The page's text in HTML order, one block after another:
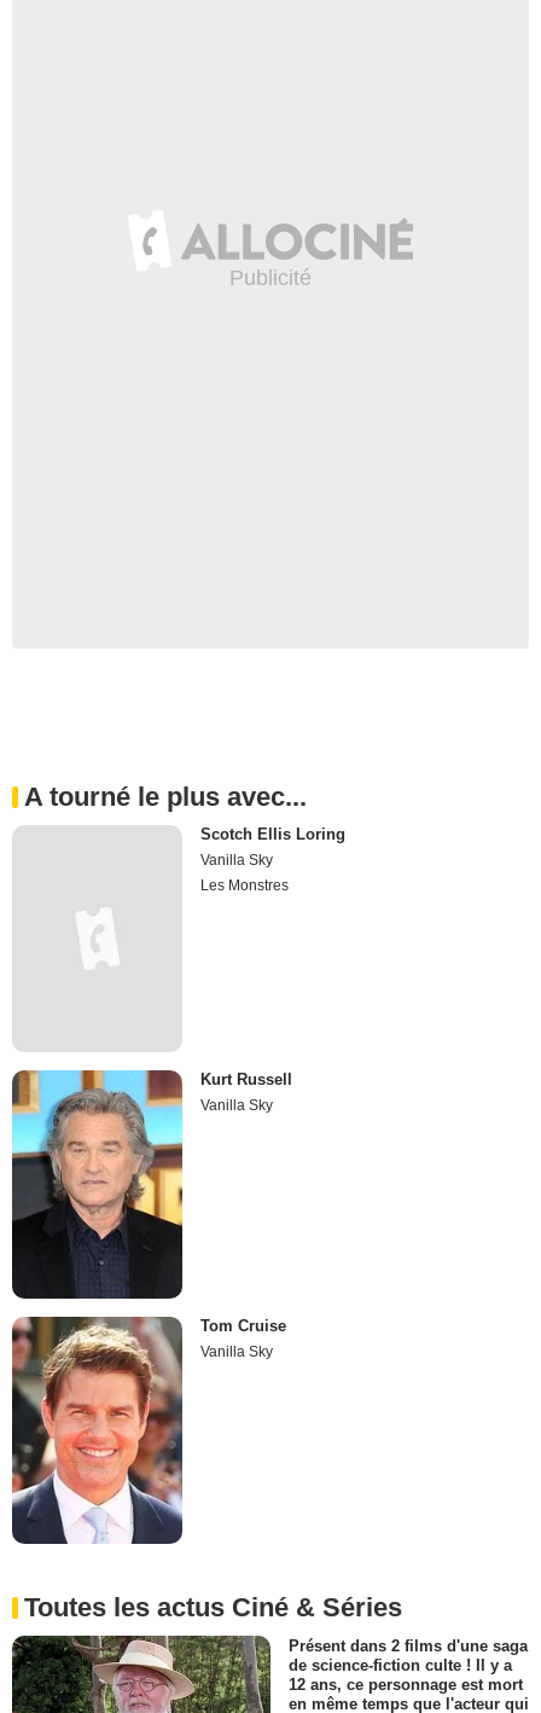
A tourné le plus avec...
Scotch Ellis Loring
Vanilla Sky
Les Monstres
Kurt Russell
Vanilla Sky
Tom Cruise
Vanilla Sky
Toutes les actus Ciné & Séries
Présent dans 2 films d'une saga
de science-fiction culte ! Il y a
12 ans, ce personnage est mort
en même temps que l'acteur qui